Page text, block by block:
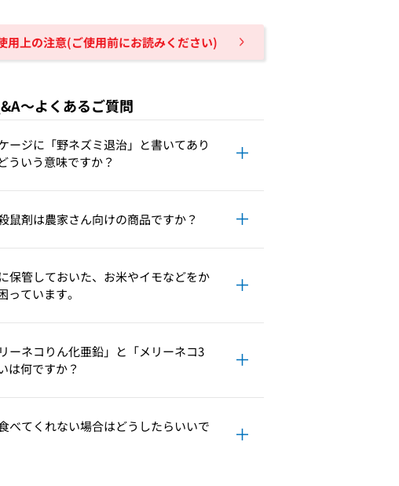
用上の注意(ご使用前にお読みください)
～よくあるご質問
ージに「野ネズミ退治」と書いてあり
ういう意味ですか？
鼠剤は農家さん向けの商品ですか？
保管しておいた、お米やイモなどをか
っています。
リーネコりん化亜鉛」と「メリーネコ3
は何ですか？
べてくれない場合はどうしたらいいで